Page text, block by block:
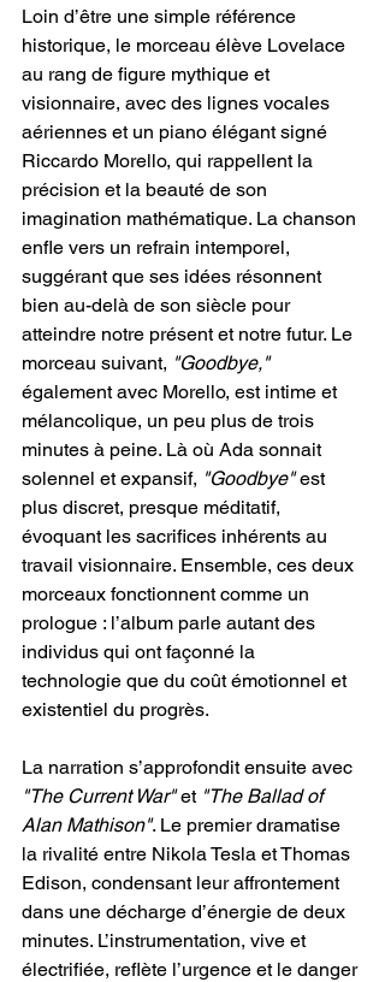
Loin d’être une simple référence
historique, le morceau élève Lovelace
au rang de figure mythique et
visionnaire, avec des lignes vocales
aériennes et un piano élégant signé
Riccardo Morello, qui rappellent la
précision et la beauté de son
imagination mathématique. La chanson
enfle vers un refrain intemporel,
suggérant que ses idées résonnent
bien au-delà de son siècle pour
atteindre notre présent et notre futur. Le
morceau suivant, "Goodbye,"
également avec Morello, est intime et
mélancolique, un peu plus de trois
minutes à peine. Là où Ada sonnait
solennel et expansif, "Goodbye" est
plus discret, presque méditatif,
évoquant les sacrifices inhérents au
travail visionnaire. Ensemble, ces deux
morceaux fonctionnent comme un
prologue : l’album parle autant des
individus qui ont façonné la
technologie que du coût émotionnel et
existentiel du progrès.
La narration s’approfondit ensuite avec
"The Current War" et "The Ballad of
Alan Mathison". Le premier dramatise
la rivalité entre Nikola Tesla et Thomas
Edison, condensant leur affrontement
dans une décharge d’énergie de deux
minutes. L’instrumentation, vive et
électrifiée, reflète l’urgence et le danger